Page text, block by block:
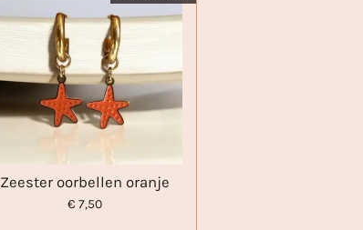
Zeester oorbellen oranje
€ 7,50